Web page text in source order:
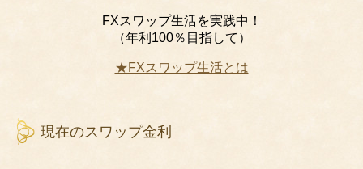
FXスワップ生活を実践中！
（年利100％目指して）
★FXスワップ生活とは
現在のスワップ金利